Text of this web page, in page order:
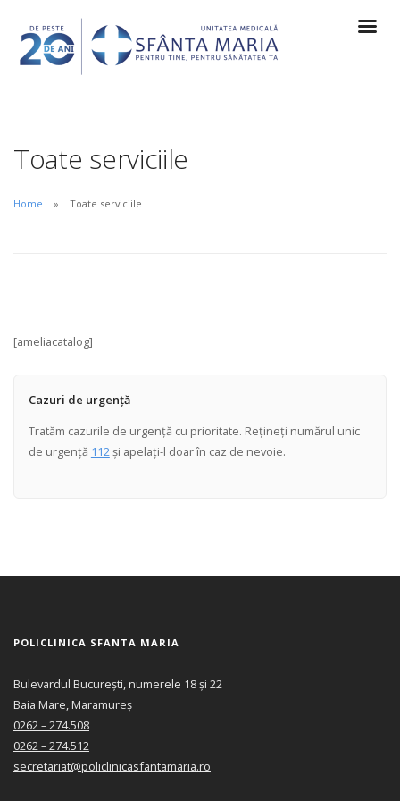
Toate serviciile
Home Toate serviciile
[ameliacatalog]
Cazuri de urgență
Tratăm cazurile de urgență cu prioritate. Rețineți numărul unic
de urgență 112și apelați-l doar în caz de nevoie.
POLICLINICA SFANTA MARIA
Bulevardul București, numerele 18 și 22
Baia Mare, Maramureș
0262 – 274.508
0262 – 274.512
secretariat@policlinicasfantamaria.ro